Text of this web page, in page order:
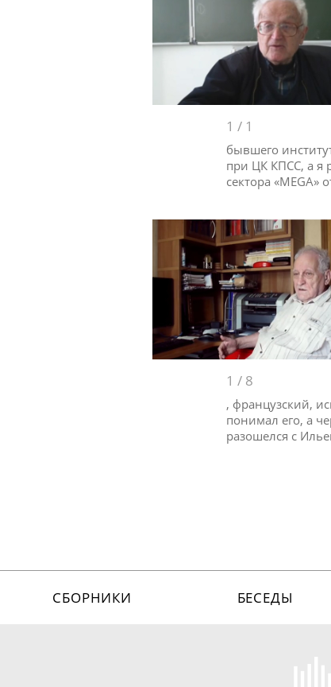
1 / 1
бывшего
при ЦК КПСС, а я
сектора «MEGA»
1 / 8
, французский,
понимал его, а
разошелся с
СБОРНИКИ БЕСЕДЫ